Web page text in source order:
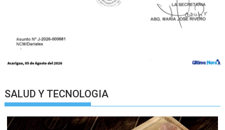
SALUD Y TECNOLOGIA